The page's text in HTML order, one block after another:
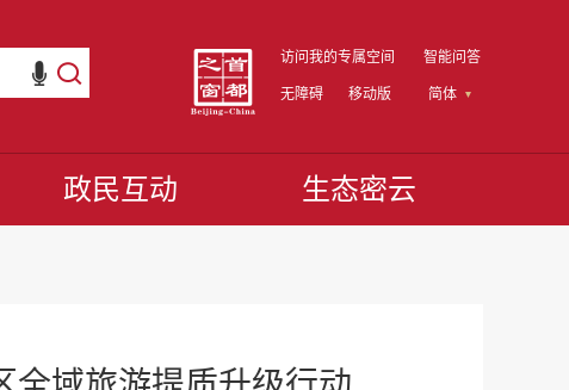
访问我的专属空间 智能问答
无障碍 移动版 简体
政民互动 生态密云